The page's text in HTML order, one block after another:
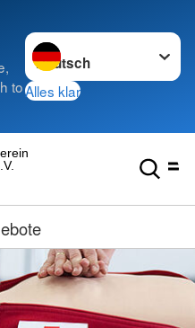
to
Sprache wechseln zu
Alles klar